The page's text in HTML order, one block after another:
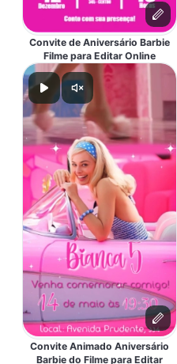
Convite de Aniversário Barbie
Filme para Editar Online
Convite Animado Aniversário
Barbie do Filme para Editar